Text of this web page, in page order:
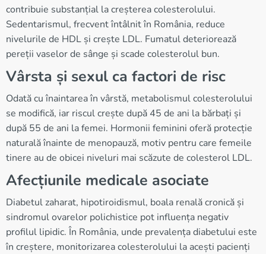
contribuie substanțial la creșterea colesterolului.
Sedentarismul, frecvent întâlnit în România, reduce
nivelurile de HDL și crește LDL. Fumatul deteriorează
pereții vaselor de sânge și scade colesterolul bun.
Vârsta și sexul ca factori de risc
Odată cu înaintarea în vârstă, metabolismul colesterolului
se modifică, iar riscul crește după 45 de ani la bărbați și
după 55 de ani la femei. Hormonii feminini oferă protecție
naturală înainte de menopauză, motiv pentru care femeile
tinere au de obicei niveluri mai scăzute de colesterol LDL.
Afecțiunile medicale asociate
Diabetul zaharat, hipotiroidismul, boala renală cronică și
sindromul ovarelor polichistice pot influența negativ
profilul lipidic. În România, unde prevalența diabetului este
în creștere, monitorizarea colesterolului la acești pacienți